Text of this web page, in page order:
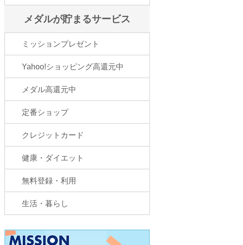
メダルが貯まるサービス
ミッションプレゼント
Yahoo!ショッピング高還元中
メダル高還元中
定番ショップ
クレジットカード
健康・ダイエット
無料登録・利用
生活・暮らし